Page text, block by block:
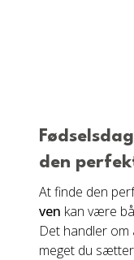
den
At finde den
ven kan være
Det handler
meget du